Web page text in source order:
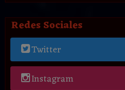
Redes Sociales
Twitter
Instagram